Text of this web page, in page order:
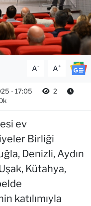
A- A+
- 17:05
2
ev
Birliği
Denizli, Aydın
Kütahya,
katılımıyla